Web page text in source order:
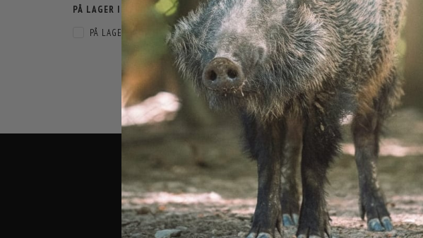
PÅ LAGER I WEBSHOP
PÅ LAGER
THERMACELL MR300
499,95 DKK
SORTERING:
BUTIK OG SHOWROOM
AGENAVEJ 39 C
2670 GREVE
TELEFON:
52 230 111
EMAIL:
INFO@JAGT-JAKT.DK